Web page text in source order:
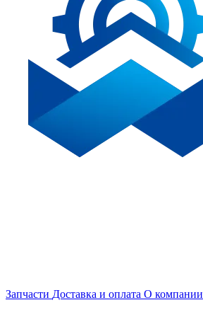
Запчасти Доставка и оплата О компании